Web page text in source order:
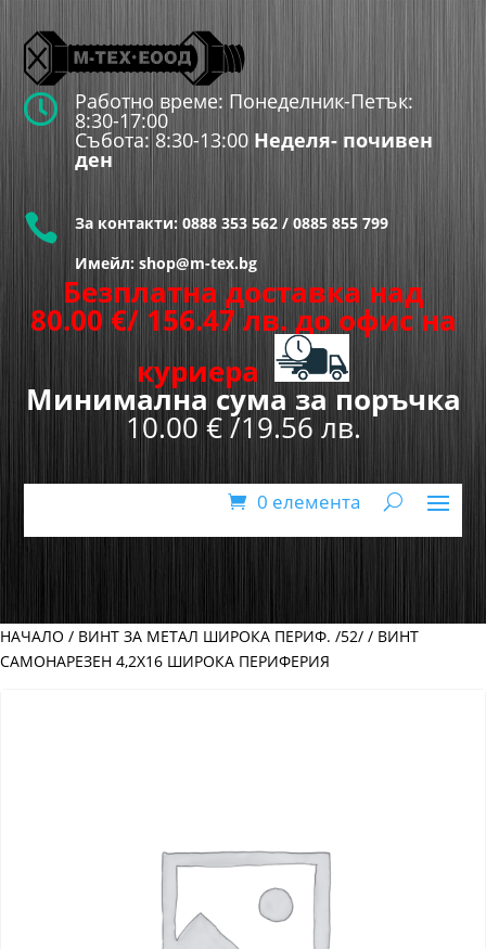
 Работно време: Понеделник-Петък:
8:30-17:00
Събота: 8:30-13:00 Неделя- почивен
ден
 За контакти: 0888 353 562 / 0885 855 799
Имейл: shop@m-tex.bg
Безплатна доставка над
80.00 €/ 156.47 лв. до офис на
куриера
Минимална сума за поръчка
10.00 € /19.56 лв.
0 елемента
НАЧАЛО / ВИНТ ЗА МЕТАЛ ШИРОКА ПЕРИФ. /52/ / ВИНТ
САМОНАРЕЗЕН 4,2Х16 ШИРОКА ПЕРИФЕРИЯ